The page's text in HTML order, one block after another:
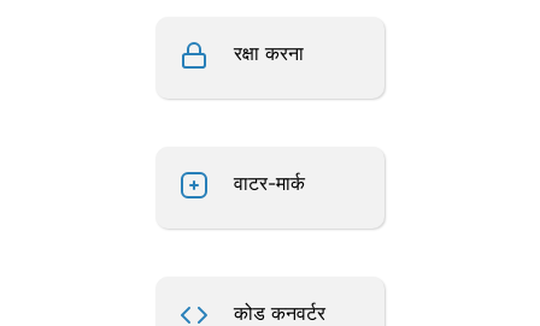
रक्षा करना
वाटर-मार्क
कोड कनवर्टर